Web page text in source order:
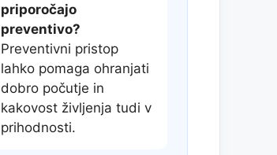
priporočajo
preventivo?
Preventivni pristop
lahko pomaga ohranjati
dobro počutje in
kakovost življenja tudi v
prihodnosti.